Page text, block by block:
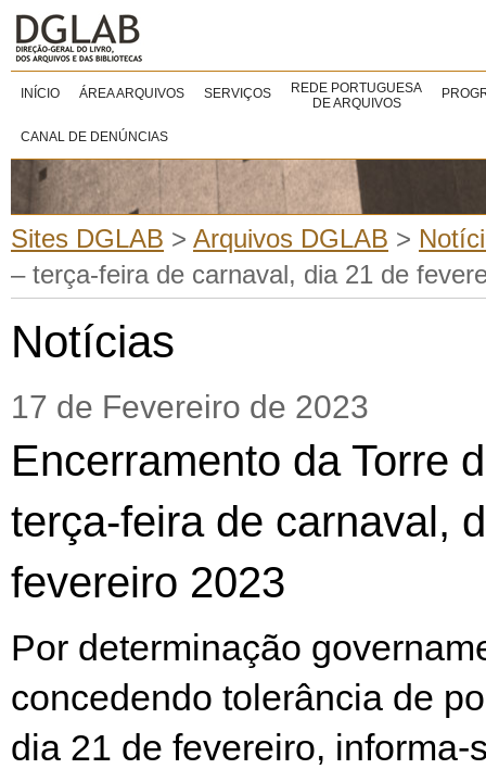
INÍCIO ÁREA ARQUIVOS SERVIÇOS
REDE PORTUGUESA
DE ARQUIVOS
CANAL DE DENÚNCIAS
Sites DGLAB > Arquivos DGLAB >
– terça-feira de carnaval, dia 21 de
Notícias
17 de Fevereiro de 2023
Encerramento da Torre
terça-feira de carnaval,
fevereiro 2023
Por determinação
concedendo tolerância de
dia 21 de fevereiro, informa-